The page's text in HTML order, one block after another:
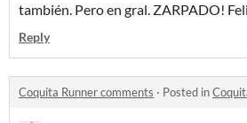
también. Pero en gral. ZARPADO!
Reply
Coquita Runner comments · Posted in